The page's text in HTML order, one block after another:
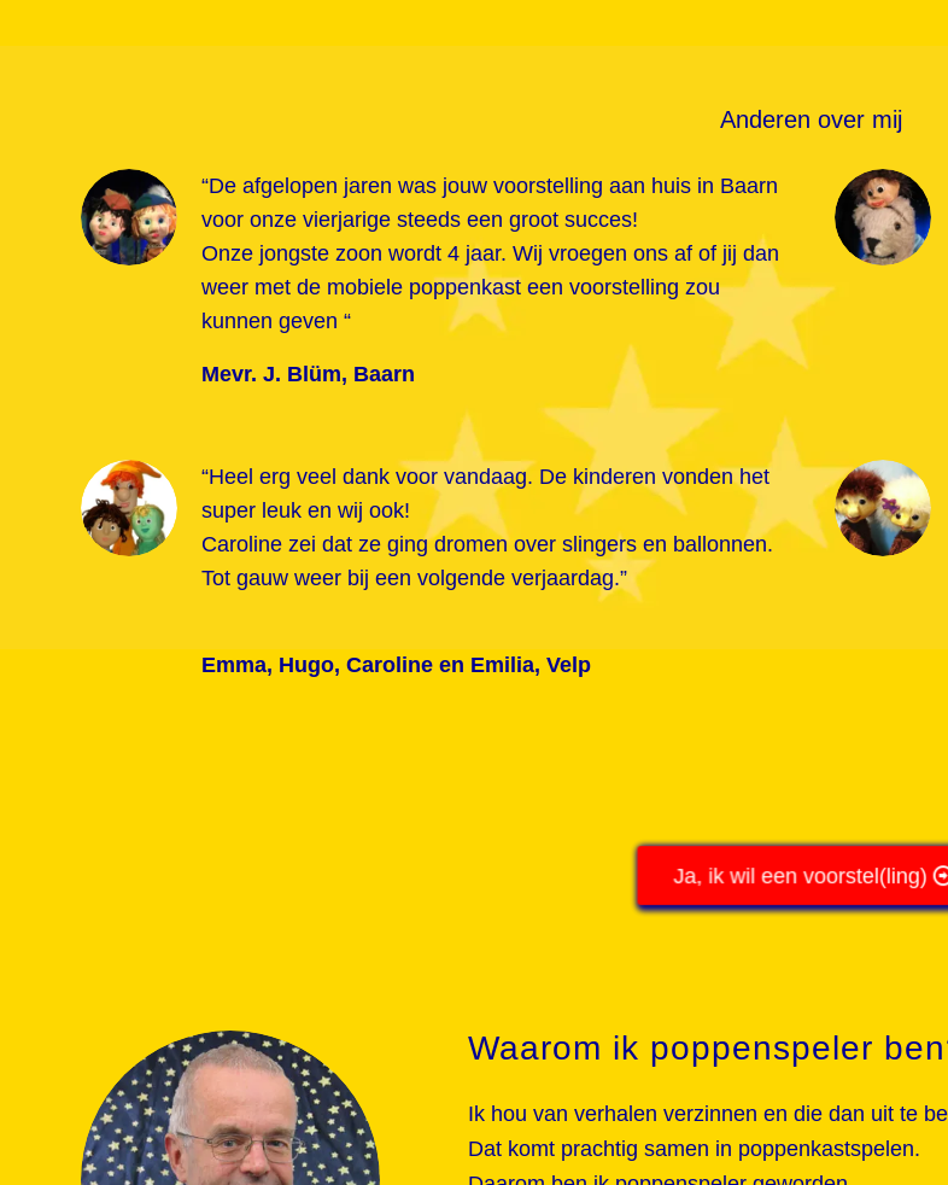
Anderen over mij
“De afgelopen jaren was jouw voorstelling aan huis in Baarn
voor onze vierjarige steeds een groot succes!
Onze jongste zoon wordt 4 jaar. Wij vroegen ons af of jij dan
weer met de mobiele poppenkast een voorstelling zou
kunnen geven “
Mevr. J. Blüm, Baarn
“Heel erg veel dank voor vandaag. De kinderen vonden het
super leuk en wij ook!
Caroline zei dat ze ging dromen over slingers en ballonnen.
Tot gauw weer bij een volgende verjaardag.”
Emma, Hugo, Caroline en Emilia, Velp
Ja, ik wil een voorstel(ling)
Waarom ik poppenspeler
Ik hou van verhalen verzinnen en die dan uit te
Dat komt prachtig samen in poppenkastspelen.